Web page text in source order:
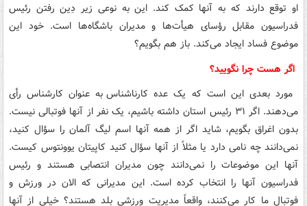
او توقع دارند که به آنها کمک کند. این به نوعی زیر دِین رفتن رئیس
فدراسیون مقابل رؤسای هیأت‌ها و مدیران باشگاه‌ها است. خود این
موضوع فساد ایجاد می‌کند. باز هم بگویم؟
اگر هست چرا نگویید؟
مورد بعدی این است که یک عده کارناشناسبه عنوان کارشناس رأی
می‌دهند. اگر ۳۱ رئیس استان داشته باشیم، یک نفر از آنها فوتبالی نیست.
بدون اغراق بگویم، شاید اگر از همه آنها اسم لیگ آلمان را سؤال کنید،
نمی‌دانند چه نامی دارد یا مثلاً از آنها سؤال کنید کاپیتان یوونتوس کیست.
آنها این موضوعات را نمی‌دانند چون مدیران انتصابی هستند و رئیس
فدراسیون آنها را انتخاب کرده است.این مدیرانی که الان در ورزش و
فوتبال ما کار می‌کنند، واقعاً مدیریت ورزشی بلد هستند؟ خیلی از آنها